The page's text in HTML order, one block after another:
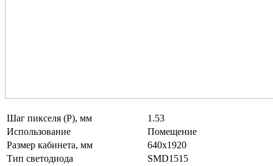
Шаг пикселя (P), мм
1.53
Использование
Помещение
Размер кабинета, мм
640x1920
Тип светодиода
SMD1515